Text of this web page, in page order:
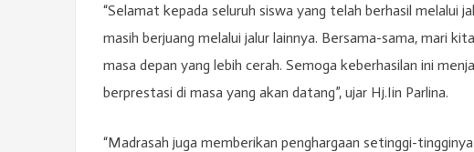
“Selamat kepada seluruh siswa yang telah berhasil melalui
masih berjuang melalui jalur lainnya. Bersama-sama, mari
masa depan yang lebih cerah. Semoga keberhasilan ini
berprestasi di masa yang akan datang”, ujar Hj.Iin Parlina.
“Madrasah juga memberikan penghargaan setinggi-